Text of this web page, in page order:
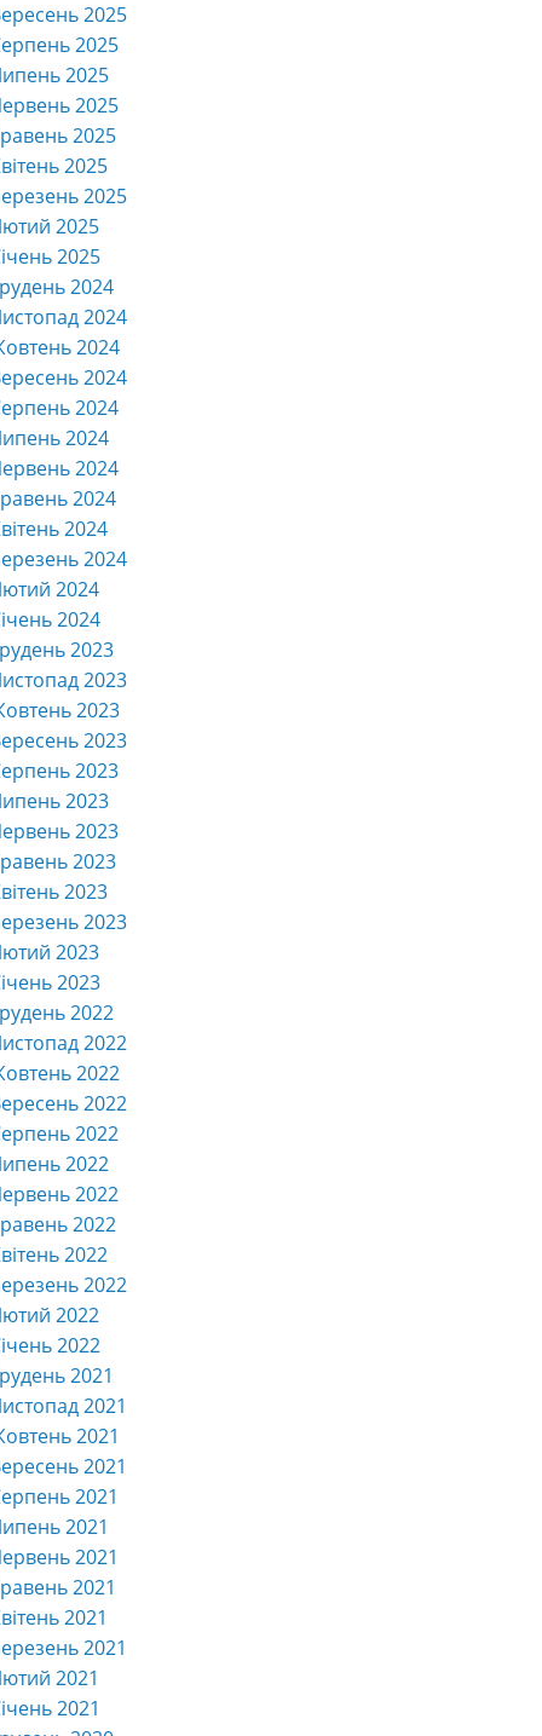
2025
2025
2025
2025
2025
2025
2025
2025
2025
2024
2024
2024
2024
2024
2024
2024
2024
2024
2024
2024
2024
2023
2023
2023
2023
2023
2023
2023
2023
2023
2023
2023
2023
2022
2022
2022
2022
2022
2022
2022
2022
2022
2022
2022
2022
2021
2021
2021
2021
2021
2021
2021
2021
2021
2021
2021
2021